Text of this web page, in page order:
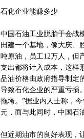
石化企业能赚多少
中国石油工业脱胎于会战
田建一个基地，像大庆、
吨原油，员工12万人，但
支出都将计入成本，这样
品油价格由政府指导制定
导致石化企业的严重亏损
拖垮。”据业内人士称，
元，而与此同时，中国石
但近期油市的良好表现，